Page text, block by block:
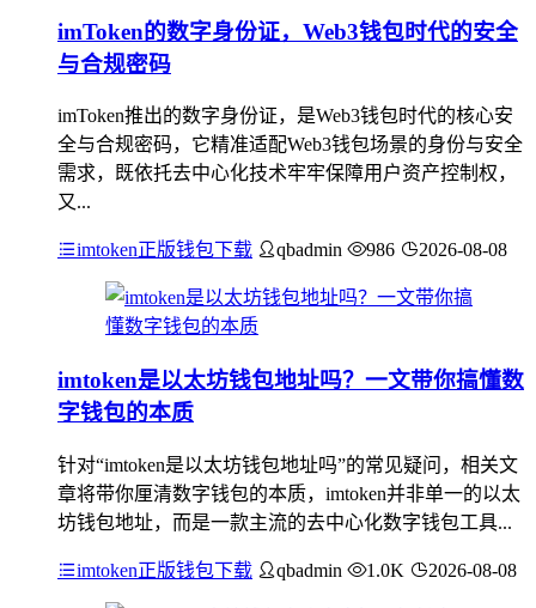
imToken的数字身份证，Web3钱包时代的安全
与合规密码
imToken推出的数字身份证，是Web3钱包时代的核心安
全与合规密码，它精准适配Web3钱包场景的身份与安全
需求，既依托去中心化技术牢牢保障用户资产控制权，
又...
imtoken正版钱包下载 qbadmin 986 2026-08-08
imtoken是以太坊钱包地址吗？一文带你搞懂数
字钱包的本质
针对“imtoken是以太坊钱包地址吗”的常见疑问，相关文
章将带你厘清数字钱包的本质，imtoken并非单一的以太
坊钱包地址，而是一款主流的去中心化数字钱包工具...
imtoken正版钱包下载 qbadmin 1.0K 2026-08-08